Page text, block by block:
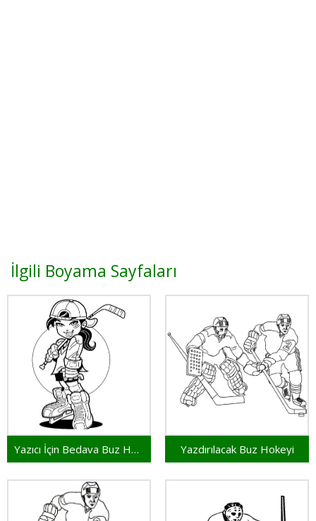
İlgili Boyama Sayfaları
Yazıcı İçin Bedava Buz Hokeyi Yazdırılacak Buz Hokeyi